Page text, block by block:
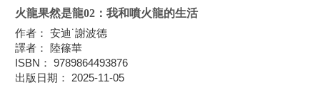
火龍果然是龍02：我和噴火龍的生活
作者： 安迪˙謝波德
譯者：
陸篠華
ISBN ： 9789864493876
出版日期 ：
2025-11-05